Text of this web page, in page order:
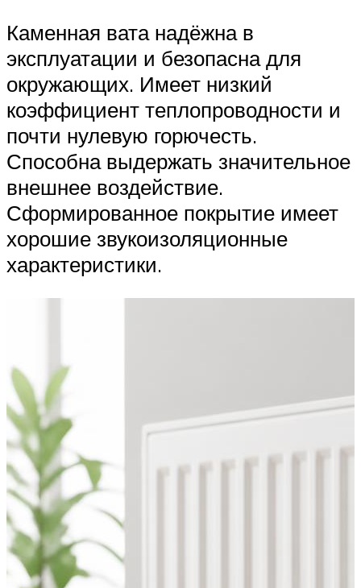
Каменная вата надёжна в
эксплуатации и безопасна для
окружающих. Имеет низкий
коэффициент теплопроводности и
почти нулевую горючесть.
Способна выдержать значительное
внешнее воздействие.
Сформированное покрытие имеет
хорошие звукоизоляционные
характеристики.